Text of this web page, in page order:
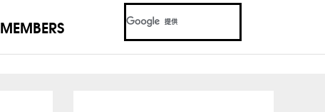
MEMBERS